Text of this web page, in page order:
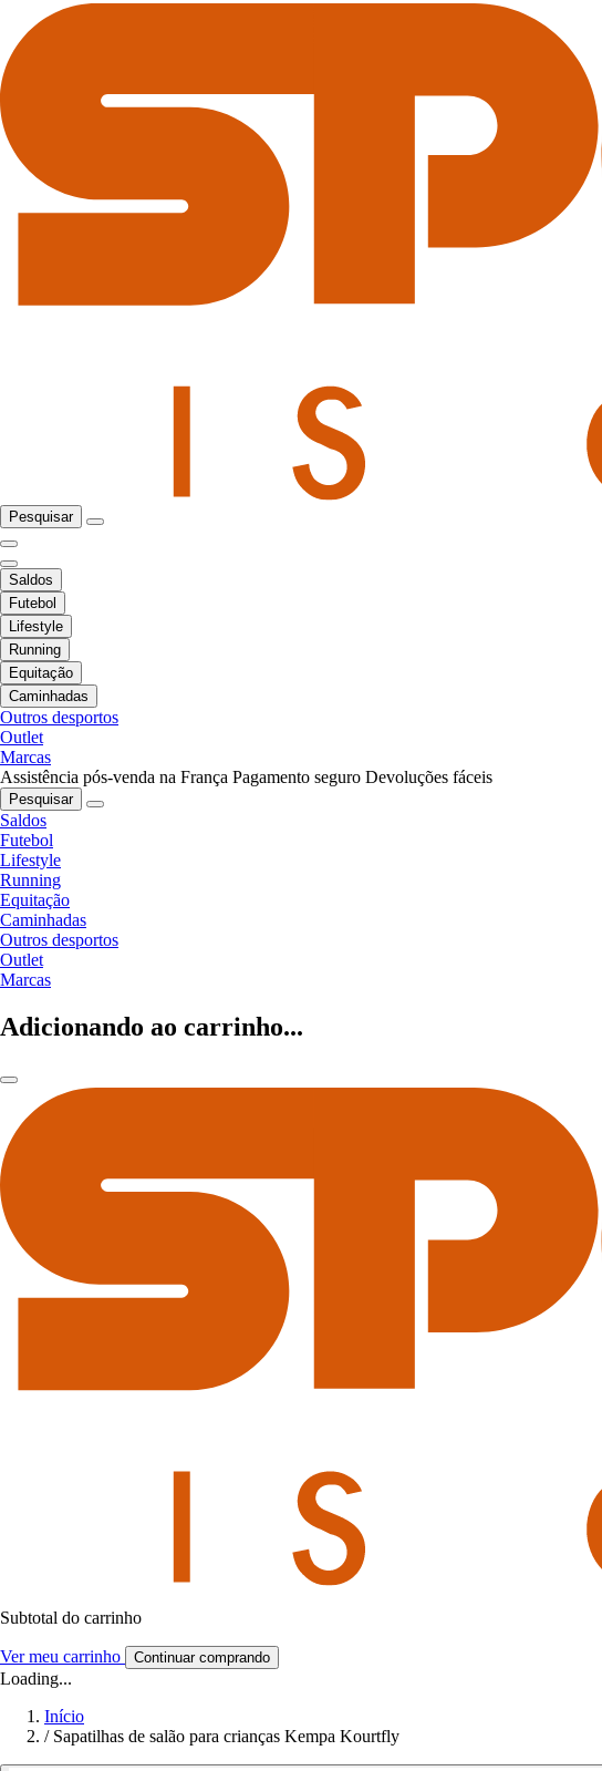
Pesquisar
Saldos
Futebol
Lifestyle
Running
Equitação
Caminhadas
Outros desportos
Outlet
Marcas
Assistência pós-venda na França Pagamento seguro Devoluções fáceis
Pesquisar
Saldos
Futebol
Lifestyle
Running
Equitação
Caminhadas
Outros desportos
Outlet
Marcas
Adicionando ao carrinho...
Subtotal do carrinho
Ver meu carrinho Continuar comprando
Loading...
Início
/ Sapatilhas de salão para crianças Kempa Kourtfly